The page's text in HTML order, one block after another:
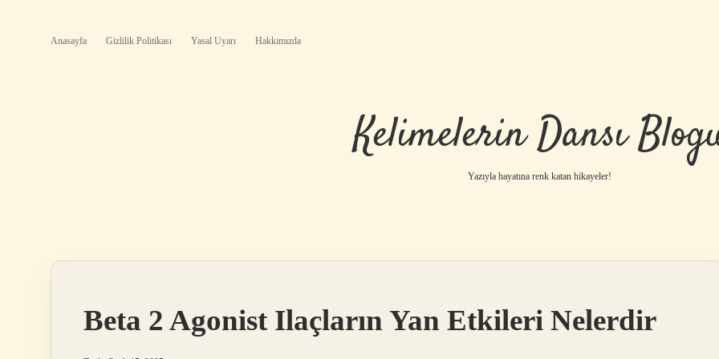
Anasayfa Gizlilik Politikası Yasal Uyarı Hakkımızda
Kelimelerin Dansı
Yazıyla hayatına renk katan hikayeler!
Beta 2 Agonist Ilaçların Yan Etkileri Nelerdir